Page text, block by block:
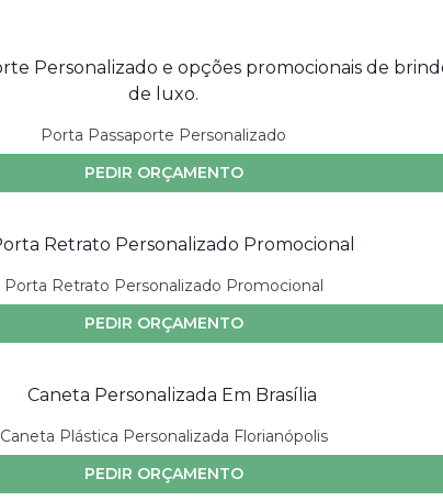
Porta Passaporte Personalizado
PEDIR ORÇAMENTO
Porta Retrato Personalizado Promocional
PEDIR ORÇAMENTO
Caneta Plástica Personalizada Florianópolis
PEDIR ORÇAMENTO